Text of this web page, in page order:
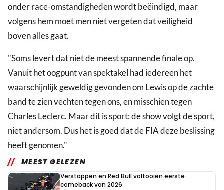
onder race-omstandigheden wordt beëindigd, maar
volgens hem moet men niet vergeten dat veiligheid
boven alles gaat.
"Soms levert dat niet de meest spannende finale op.
Vanuit het oogpunt van spektakel had iedereen het
waarschijnlijk geweldig gevonden om Lewis op de zachte
band te zien vechten tegen ons, en misschien tegen
Charles Leclerc. Maar dit is sport: de show volgt de sport,
niet andersom. Dus het is goed dat de FIA deze beslissing
heeft genomen."
MEEST GELEZEN
Verstappen en Red Bull voltooien eerste
comeback van 2026